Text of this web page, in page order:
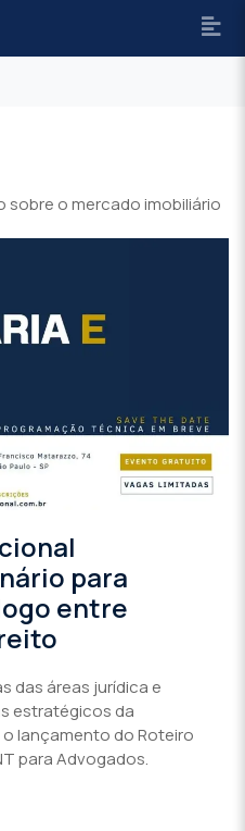
sobre o mercado imobiliário
para
entre
das áreas jurídica e
estratégicos da
lançamento do Roteiro
para Advogados.